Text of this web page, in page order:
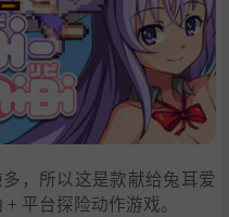
，所以这是款献给兔耳爱
平台探险动作游戏。